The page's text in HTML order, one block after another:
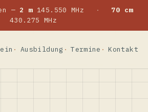
— 2 m145.550 MHz ·
70 cm
430.275 MHz
Ausbildung Termine Kontakt